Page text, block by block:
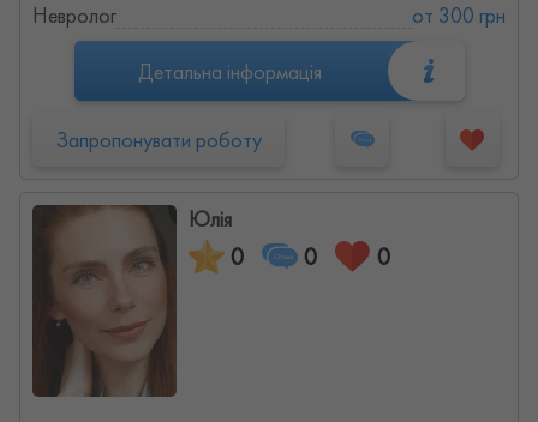
Невролог
от 300 грн
Детальна інформація
Запропонувати роботу
Юлія
0 0 0